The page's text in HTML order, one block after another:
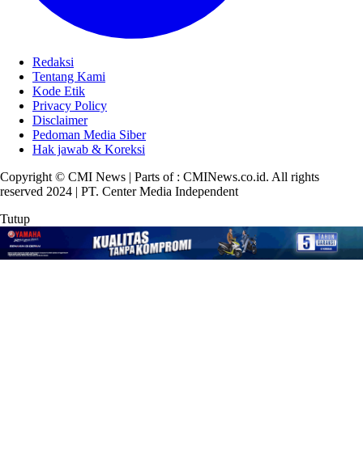
Redaksi
Tentang Kami
Kode Etik
Privacy Policy
Disclaimer
Pedoman Media Siber
Hak jawab & Koreksi
Copyright © CMI News | Parts of : CMINews.co.id. All rights
reserved 2024 | PT. Center Media Independent
Tutup